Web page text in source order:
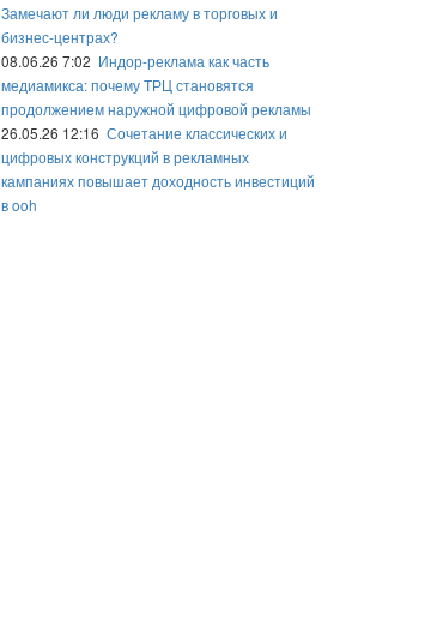
Замечают ли люди рекламу в торговых и
бизнес-центрах?
08.06.26 7:02 Индор-реклама как часть
медиамикса: почему ТРЦ становятся
продолжением наружной цифровой рекламы
26.05.26 12:16 Сочетание классических и
цифровых конструкций в рекламных
кампаниях повышает доходность инвестиций
в ooh